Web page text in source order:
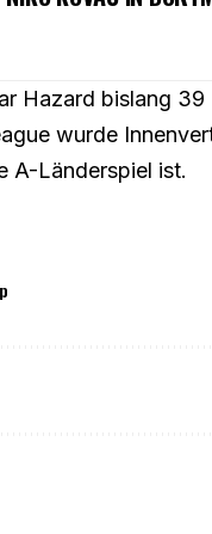
Hazard bislang
wurde
A-Länderspiel ist.